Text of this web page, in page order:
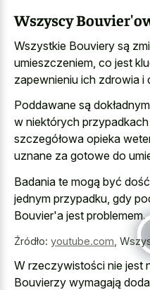
Wszyscy
Wszystkie Bouviery są
umieszczeniem, co jest
zapewnieniu ich zdrowia
Poddawane są
w niektórych
szczegółowa opieka
uznane za gotowe do
Badania te mogą być
jednym przypadku, gdy
Bouvier'a jest problemem.
Źródło: youtube.com
W rzeczywistości nie jest
Bouvierzy wymagają